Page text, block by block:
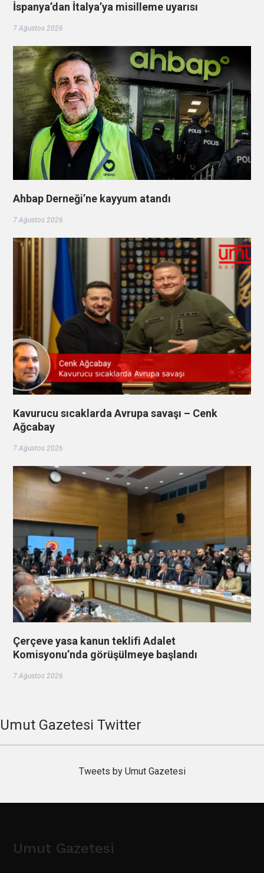
İspanya’dan İtalya’ya misilleme uyarısı
7 Ağustos 2026
Ahbap Derneği’ne kayyum atandı
7 Ağustos 2026
Kavurucu sıcaklarda Avrupa savaşı – Cenk
Ağcabay
7 Ağustos 2026
Çerçeve yasa kanun teklifi Adalet
Komisyonu’nda görüşülmeye başlandı
7 Ağustos 2026
Umut Gazetesi Twitter
Tweets by Umut Gazetesi
Umut Gazetesi